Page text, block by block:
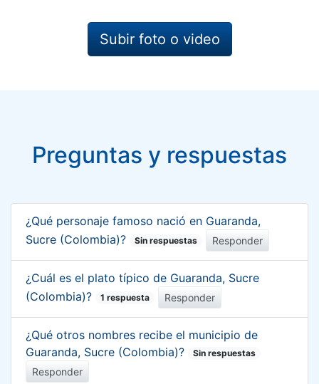
Subir foto o video
Preguntas y respuestas
¿Qué personaje famoso nació en Guaranda,
Sucre (Colombia)?
Sin respuestas Responder
¿Cuál es el plato típico de Guaranda, Sucre
(Colombia)?
1 respuesta Responder
¿Qué otros nombres recibe el municipio de
Guaranda, Sucre (Colombia)?
Sin respuestas
Responder